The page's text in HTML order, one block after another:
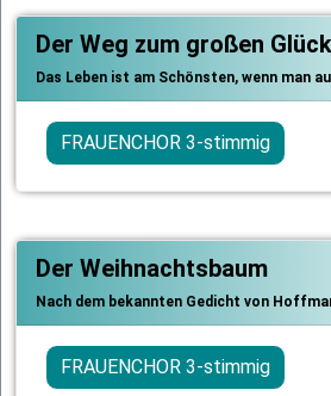
Der Weg zum großen Glück
Das Leben ist am Schönsten, wenn man
FRAUENCHOR 3-stimmig
Der Weihnachtsbaum
Nach dem bekannten Gedicht von
FRAUENCHOR 3-stimmig